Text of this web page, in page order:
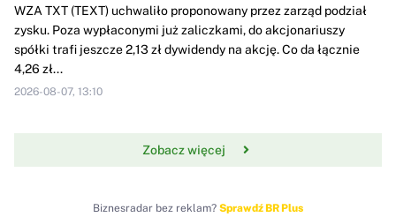
WZA TXT (TEXT) uchwaliło proponowany przez zarząd podział
zysku. Poza wypłaconymi już zaliczkami, do akcjonariuszy
spółki trafi jeszcze 2,13 zł dywidendy na akcję. Co da łącznie
4,26 zł...
2026-08-07, 13:10
Zobacz więcej
Biznesradar bez reklam? Sprawdź BR Plus